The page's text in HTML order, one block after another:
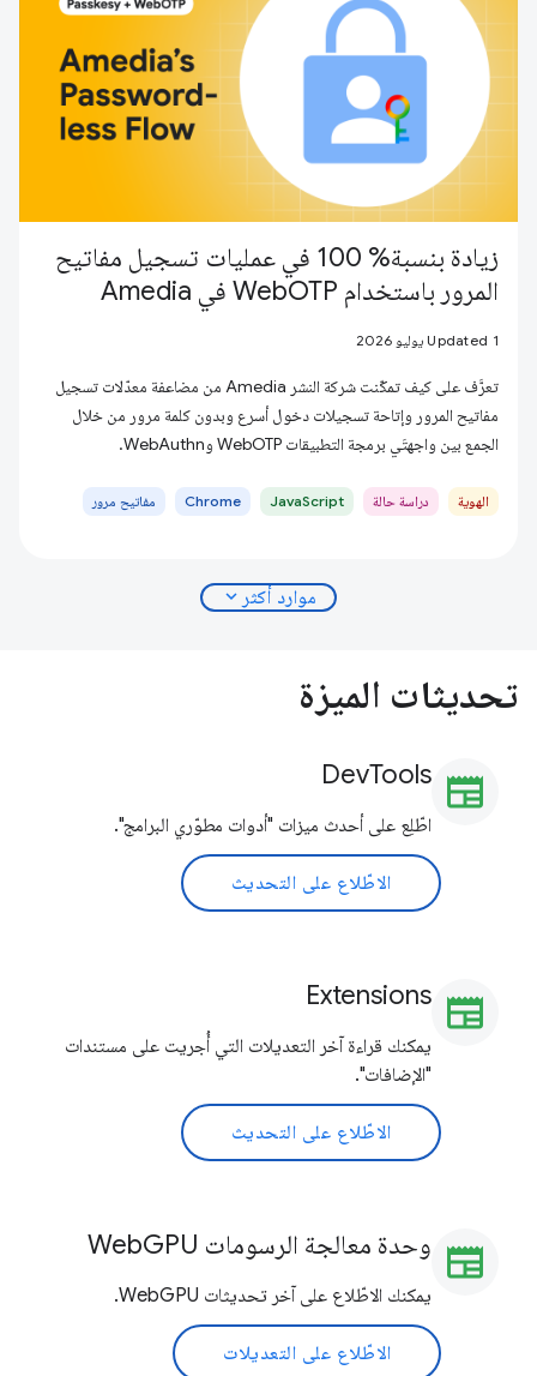
زيادة بنسبة% 100 في عمليات تسجيل مفاتيح
المرور باستخدام WebOTP في Amedia
Updated 1 يوليو 2026
تعرَّف على كيف تمكّنت شركة النشر Amedia من مضاعفة معدّلات تسجيل
مفاتيح المرور وإتاحة تسجيلات دخول أسرع وبدون كلمة مرور من خلال
الجمع بين واجهتَي برمجة التطبيقات WebOTP وWebAuthn.
الهوية دراسة حالة JavaScript
Chrome مفاتيح مرور
موارد أكثر expand_more
تحديثات الميزة
newspaper
DevTools
اطّلِع على أحدث ميزات "أدوات مطوّري البرامج".
الاطّلاع على التحديث
newspaper
Extensions
يمكنك قراءة آخر التعديلات التي أُجريت على مستندات
"الإضافات".
الاطّلاع على التحديث
newspaper وحدة معالجة الرسومات WebGPU
يمكنك الاطّلاع على آخر تحديثات WebGPU.
الاطّلاع على التعديلات